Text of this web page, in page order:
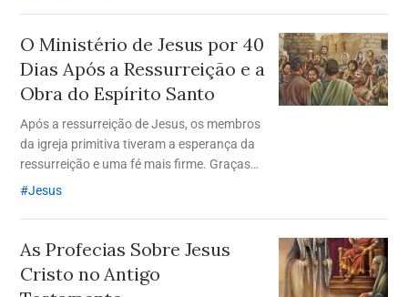
através de seu sacrifício na cruz.
O Ministério de Jesus por 40
Dias Após a Ressurreição e a
Obra do Espírito Santo
Após a ressurreição de Jesus, os membros
da igreja primitiva tiveram a esperança da
ressurreição e uma fé mais firme. Graças
ao Espírito Santo derramado por Jesus, a
realizada.
Jesus
As Profecias Sobre Jesus
Cristo no Antigo